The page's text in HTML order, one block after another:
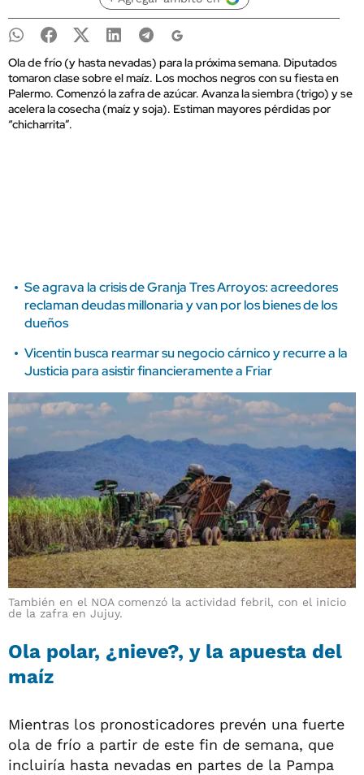
Ola de frío (y hasta nevadas) para la próxima semana. Diputados
tomaron clase sobre el maíz. Los mochos negros con su fiesta en
Palermo. Comenzó la zafra de azúcar. Avanza la siembra (trigo) y se
acelera la cosecha (maíz y soja). Estiman mayores pérdidas por
“chicharrita”.
Se agrava la crisis de Granja Tres Arroyos: acreedores
reclaman deudas millonaria y van por los bienes de los
dueños
Vicentin busca rearmar su negocio cárnico y recurre a la
Justicia para asistir financieramente a Friar
También en el NOA comenzó la actividad febril, con el inicio
de la zafra en Jujuy.
Ola polar, ¿nieve?, y la apuesta del
maíz
Mientras los pronosticadores prevén una fuerte
ola de frío a partir de este fin de semana, que
incluiría hasta nevadas en partes de la Pampa